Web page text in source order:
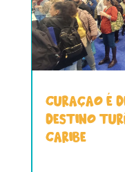
CURAÇAO É
DESTINO
CARIBE